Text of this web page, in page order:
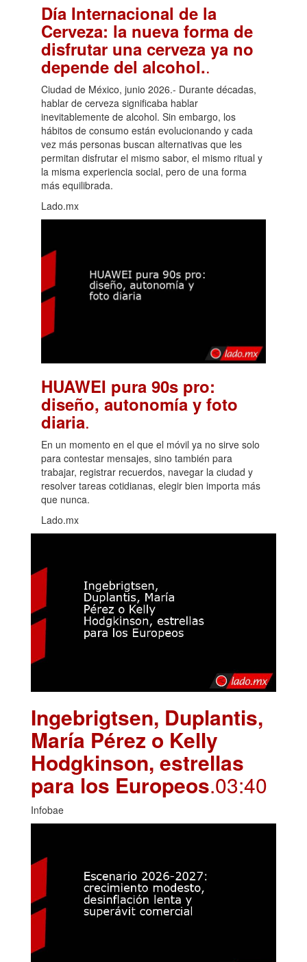
Día Internacional de la
Cerveza: la nueva forma de
disfrutar una cerveza ya no
depende del alcohol..
Ciudad de México, junio 2026.- Durante décadas,
hablar de cerveza significaba hablar
inevitablemente de alcohol. Sin embargo, los
hábitos de consumo están evolucionando y cada
vez más personas buscan alternativas que les
permitan disfrutar el mismo sabor, el mismo ritual y
la misma experiencia social, pero de una forma
más equilibrada.
Lado.mx
HUAWEI pura 90s pro:
diseño, autonomía y foto
diaria.
En un momento en el que el móvil ya no sirve solo
para contestar mensajes, sino también para
trabajar, registrar recuerdos, navegar la ciudad y
resolver tareas cotidianas, elegir bien importa más
que nunca.
Lado.mx
Ingebrigtsen, Duplantis,
María Pérez o Kelly
Hodgkinson, estrellas
para los Europeos.03:40
Infobae